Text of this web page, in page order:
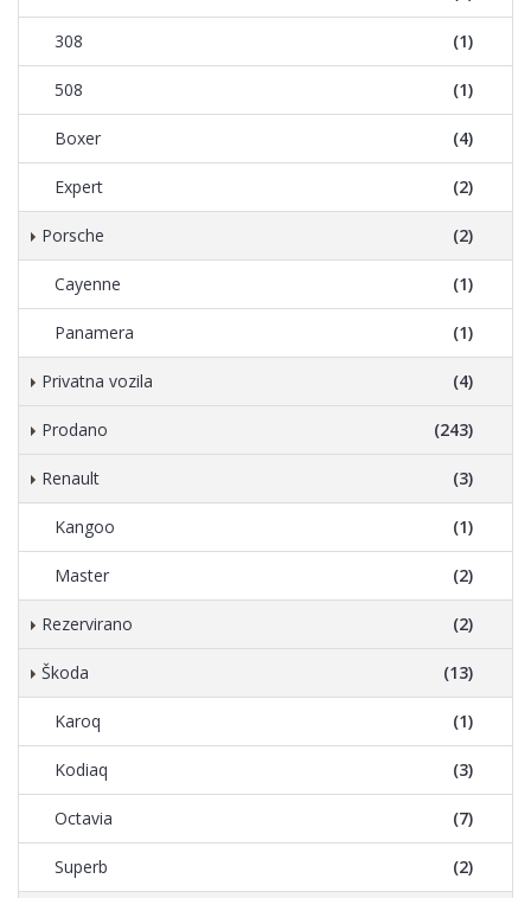
308 (1)
508 (1)
Boxer (4)
Expert (2)
Porsche (2)
Cayenne (1)
Panamera (1)
Privatna vozila (4)
Prodano (243)
Renault (3)
Kangoo (1)
Master (2)
Rezervirano (2)
Škoda (13)
Karoq (1)
Kodiaq (3)
Octavia (7)
Superb (2)